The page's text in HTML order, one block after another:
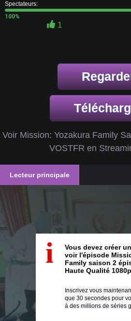
Spectateurs:
100%
1
Voir Mission: Yozakura Family
VOSTFR en
Lecteur principale
i
Vous devez créer
voir l'épisode
Family saison 2
Haute Qualité
Inscrivez vous
que 30 secondes pour
à des millions de séries